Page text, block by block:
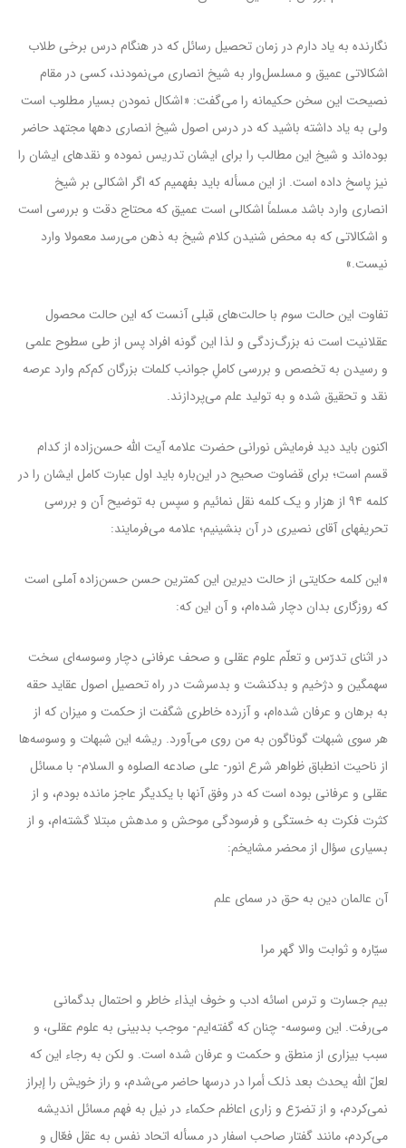
نگارنده به یاد دارم در زمان تحصیل رسائل که در هنگام درس برخی طلاب
اشکالاتی عمیق و مسلسل‌وار به شیخ انصاری می‌نمودند، کسی در مقام
نصیحت این سخن حکیمانه را می‌گفت: «اشکال نمودن بسیار مطلوب است
ولی به یاد داشته باشید که در درس اصول شیخ انصاری دهها مجتهد حاضر
بوده‌اند و شیخ این مطالب را برای ایشان تدریس نموده و نقدهای ایشان را
نیز پاسخ داده است. از این مسأله باید بفهمیم که اگر اشکالی بر شیخ
انصاری وارد باشد مسلماً اشکالی است عمیق که محتاج دقت و بررسی است
و اشکالاتی که به محض شنیدن کلام شیخ به ذهن می‌رسد معمولا وارد
نیست.»
تفاوت این حالت سوم با حالت‌های قبلی آنست که این حالت محصول
عقلانیت است نه بزرگ‌زدگی و لذا این گونه افراد پس از طی سطوح علمی
و رسیدن به تخصص و بررسی کاملِ جوانب کلمات بزرگان کم‌کم وارد عرصه
نقد و تحقیق شده و به تولید علم می‌پردازند.
اکنون باید دید فرمایش نورانی حضرت علامه آیت الله حسن‌زاده از کدام
قسم است؛ برای قضاوت صحیح در این‌باره باید اول عبارت کامل ایشان را در
کلمه ۹۴ از هزار و یک کلمه نقل نمائیم و سپس به توضیح آن و بررسی
تحریفهای آقای نصیری در آن بنشینیم؛ علامه می‌فرمایند:
«این کلمه حکایتى از حالت دیرین این کمترین حسن حسن‌زاده آملى است‌
که روزگارى بدان دچار شده‌ام، و آن این که:
در اثناى تدرّس و تعلّم علوم عقلى و صحف عرفانى دچار وسوسه‌اى سخت
سهمگین و دژخیم و بدکنشت و بدسرشت در راه تحصیل اصول عقاید حقه
به برهان و عرفان شده‌ام، و آزرده خاطرى شگفت از حکمت و میزان که از
هر سوى شبهات گوناگون به من روى مى‌آورد. ریشه این شبهات و وسوسه‌ها
از ناحیت انطباق ظواهر شرع انور- على صادعه الصلوه و السلام- با مسائل
عقلى و عرفانى بوده است که در وفق آنها با یکدیگر عاجز مانده بودم، و از
کثرت فکرت به خستگى و فرسودگى موحش و مدهش مبتلا گشته‌ام، و از
بسیارى سؤال از محضر مشایخم:
آن عالمان دین به حق در سماى علم
سیّاره و ثوابت والا گهر مرا
بیم جسارت و ترس اسائه ادب و خوف ایذاء خاطر و احتمال بدگمانى
مى‌رفت. این وسوسه- چنان که گفته‌ایم- موجب بدبینى به علوم عقلى، و
سبب بیزارى از منطق و حکمت و عرفان شده است. و لکن به رجاء این که
لعلّ اللّه یحدث بعد ذلک أمرا در درسها حاضر مى‌شدم، و راز خویش را إبراز
نمى‌کردم، و از تضرّع و زارى اعاظم حکماء در نیل به فهم مسائل اندیشه
مى‌کردم، مانند گفتار صاحب اسفار در مسأله اتحاد نفس به عقل فعّال و